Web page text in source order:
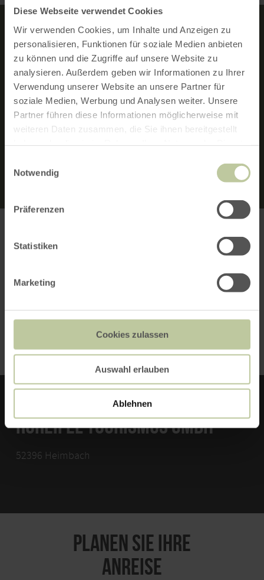
Diese Webseite verwendet Cookies
Wir verwenden Cookies, um Inhalte und Anzeigen zu
personalisieren, Funktionen für soziale Medien anbieten
zu können und die Zugriffe auf unsere Website zu
analysieren. Außerdem geben wir Informationen zu Ihrer
Verwendung unserer Website an unsere Partner für
soziale Medien, Werbung und Analysen weiter. Unsere
Partner führen diese Informationen möglicherweise mit
weiteren Daten zusammen, die Sie ihnen bereitgestellt
Notwendig
Präferenzen
Statistiken
Marketing
Cookies zulassen
Auswahl erlauben
Ablehnen
MERKMALE:
BARRIEREFREI
FAMILIENFREUNDLICH
RUNDTOUR
Anreise mit der Bahn möglich bis Düren,
nach Kreuzau, dann mit Bus nach Drove.
RUREIFEL TOURISMUS GMBH
52396 Heimbach
PLANEN SIE IHRE
ANREISE